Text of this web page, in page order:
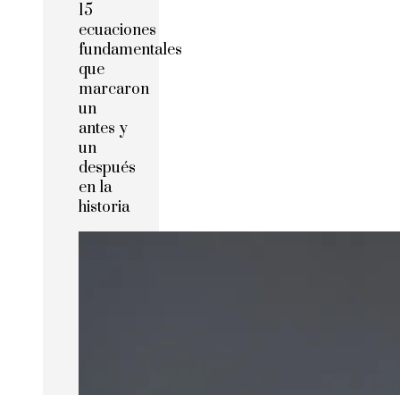
15
ecuaciones
fundamentales
que
marcaron
un
antes y
un
después
en la
historia